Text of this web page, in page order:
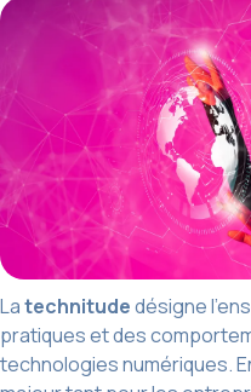
Latechnitudedésigne
pratiques et des
technologies numériques.